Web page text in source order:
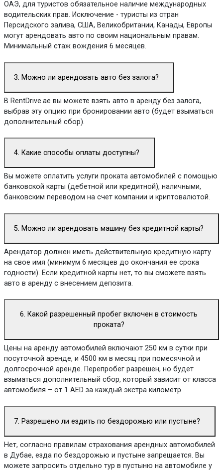
ОАЭ, для туристов обязательное наличие международных
водительских прав. Исключение - туристы из стран
Персидского залива, США, Великобритании, Канады, Европы
могут арендовать авто по своим национальным правам.
Минимальный стаж вождения 6 месяцев.
3. Можно ли арендовать авто без залога?
В RentDrive.ae вы можете взять авто в аренду без залога,
выбрав эту опцию при бронировании авто (будет взыматься
дополнительный сбор).
4. Какие способы оплаты доступны?
Вы можете оплатить услуги проката автомобилей с помощью
банковской карты (дебетной или кредитной), наличными,
банковским переводом на счет компании и криптовалютой.
5. Можно ли арендовать машину без кредитной карты?
Арендатор должен иметь действительную кредитную карту
на свое имя (минимум 6 месяцев до окончания ее срока
годности). Если кредитной карты нет, то вы сможете взять
авто в аренду с внесением депозита.
6. Какой разрешенный пробег включен в стоимость
проката?
Цены на аренду автомобилей включают 250 км в сутки при
посуточной аренде, и 4500 км в месяц при помесячной и
долгосрочной аренде. Перепробег разрешен, но будет
взыматься дополнительный сбор, который зависит от класса
автомобиля – от 1 AED за каждый экстра километр.
7. Разрешено ли ездить по бездорожью или пустыне?
Нет, согласно правилам страхования арендных автомобилей
в Дубае, езда по бездорожью и пустыне запрещается. Вы
можете запросить отдельно тур в пустыню на автомобиле у